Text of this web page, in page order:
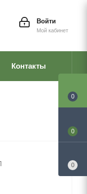
Войти
Мой кабинет
Контакты
0
0
0